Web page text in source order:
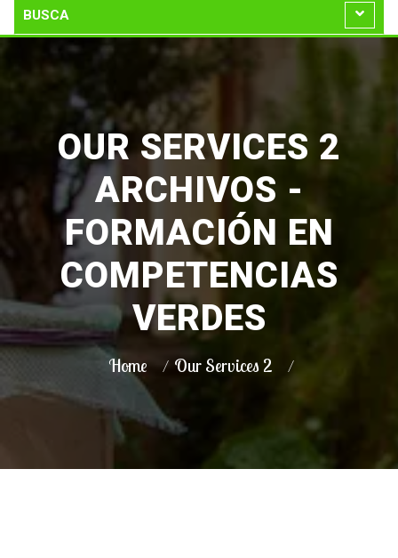
BUSCA
OUR SERVICES 2
ARCHIVOS -
FORMACIÓN EN
COMPETENCIAS
VERDES
Home Our Services 2